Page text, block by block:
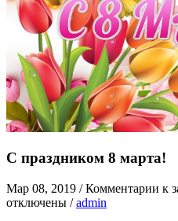
С праздником 8 марта!
Мар 08, 2019 /Комментарии к
отключены /admin